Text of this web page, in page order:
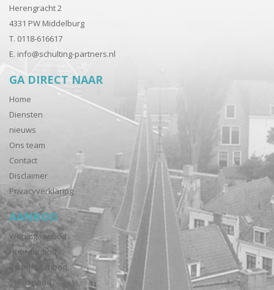
Herengracht 2
4331 PW Middelburg
T. 0118-616617
E. info@schulting-partners.nl
GA DIRECT NAAR
Home
Diensten
nieuws
Ons team
Contact
Disclaimer
Privacyverklaring
AANBOD
Woningaanbod
Huuraanbod
Bedrijfsaanbod
Stil aanbod